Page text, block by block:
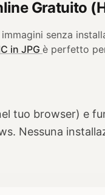
Gratuito
senza
in JPG è perfetto
tuo browser) e
Nessuna